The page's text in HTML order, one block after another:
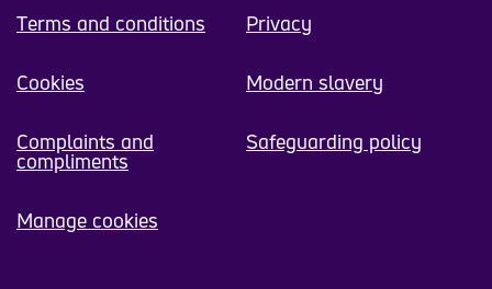
Terms and conditions Privacy
Cookies Modern slavery
Complaints and
compliments
Safeguarding policy
Manage cookies